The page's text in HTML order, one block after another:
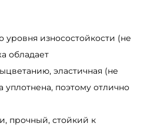
износостойкости (не
обладает
эластичная (не
поэтому отлично
прочный, стойкий к